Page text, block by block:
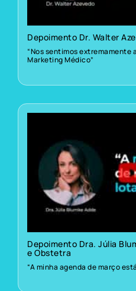
Depoimento Dr. Walter
“Nos sentimos extremamente
Marketing Médico”
Depoimento Dra. Júlia
e Obstetra
“A minha agenda de março